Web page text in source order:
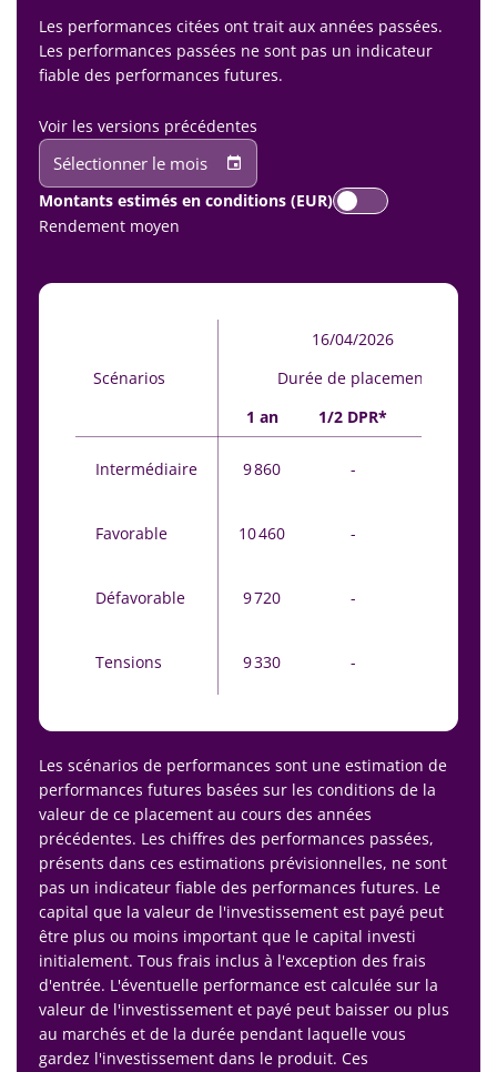
Les performances citées ont trait aux années passées.
Les performances passées ne sont pas un indicateur
fiable des performances futures.
Voir les versions précédentes
Sélectionner le mois
Montants estimés en conditions (EUR)
Rendement moyen
16/04/2026
Scénarios
Durée de placement
1 an
1/2 DPR*
Intermédiaire 9 860 -
Favorable 10 460 -
Défavorable 9 720 -
Tensions 9 330 -
Les scénarios de performances sont une estimation de
performances futures basées sur les conditions de la
valeur de ce placement au cours des années
précédentes. Les chiffres des performances passées,
présents dans ces estimations prévisionnelles, ne sont
pas un indicateur fiable des performances futures. Le
capital que la valeur de l'investissement est payé peut
être plus ou moins important que le capital investi
initialement. Tous frais inclus à l'exception des frais
d'entrée. L'éventuelle performance est calculée sur la
valeur de l'investissement et payé peut baisser ou plus
au marchés et de la durée pendant laquelle vous
gardez l'investissement dans le produit. Ces